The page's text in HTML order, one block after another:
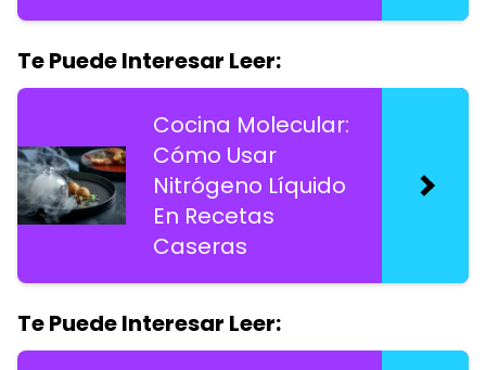
Te Puede Interesar Leer:
Cocina Molecular:
Cómo Usar
Nitrógeno Líquido
En Recetas
Caseras
Te Puede Interesar Leer: